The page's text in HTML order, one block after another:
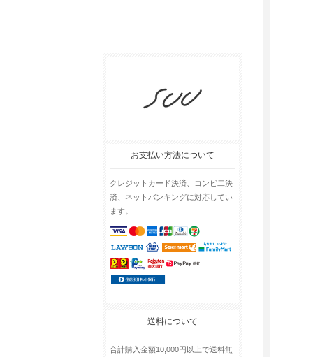
お支払い方法について
クレジットカード決済、コンビ二決
済、ネットバンキングに対応してい
ます。
送料について
合計購入金額10,000円以上で送料無